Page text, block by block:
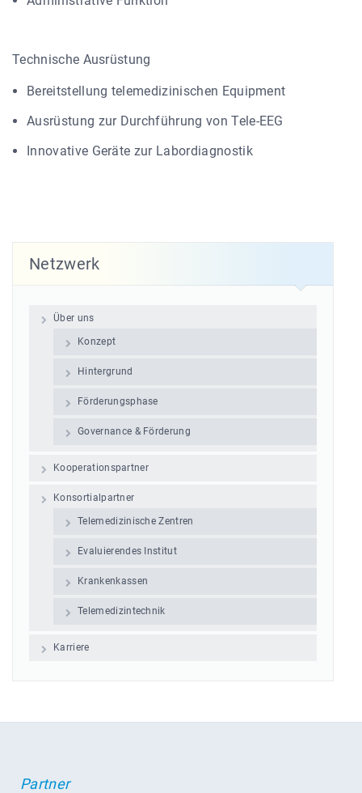
Technische Ausrüstung
Bereitstellung telemedizinischen Equipment
Ausrüstung zur Durchführung von Tele-EEG
Innovative Geräte zur Labordiagnostik
Netzwerk
Über uns
Konzept
Hintergrund
Förderungsphase
Governance & Förderung
Kooperationspartner
Konsortialpartner
Telemedizinische Zentren
Evaluierendes Institut
Krankenkassen
Telemedizintechnik
Karriere
Partner